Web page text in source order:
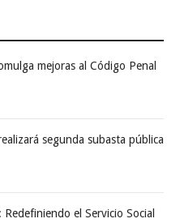
mejoras al Código Penal
segunda subasta pública
el Servicio Social